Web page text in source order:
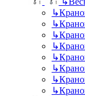
↳
↳
↳
↳
↳
↳
↳
↳